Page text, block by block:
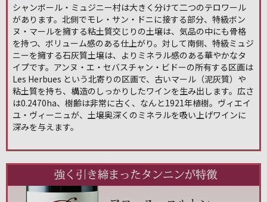
シャンボール・ミュジニー村は大きく分けて二つのテロワール
があります。北側でモレ・サン・ドニに接する部分、特級ボン
ヌ・マールを擁する粘土質交じりの土壌は、気品の中にも骨格
を持つ、ボリューム感のある仕上がり。対して南側、特級ミュジ
ニーを擁する石灰質土壌は、よりミネラル感のある華やかなタ
イプです。アンヌ・エ・セバスチャン・ビドーの所有する区画は
Les Herbues という北寄りの区画で、古いマール（泥灰質）や
粘土質を持ち、構造のしっかりしたワインを生み出します。広さ
は0.2470ha、樹齢は非常に古く、なんと1921年植樹。ヴィエイ
ユ・ヴィーニュが、土壌奥深くのミネラルを吸い上げワインに
深みを与えます。